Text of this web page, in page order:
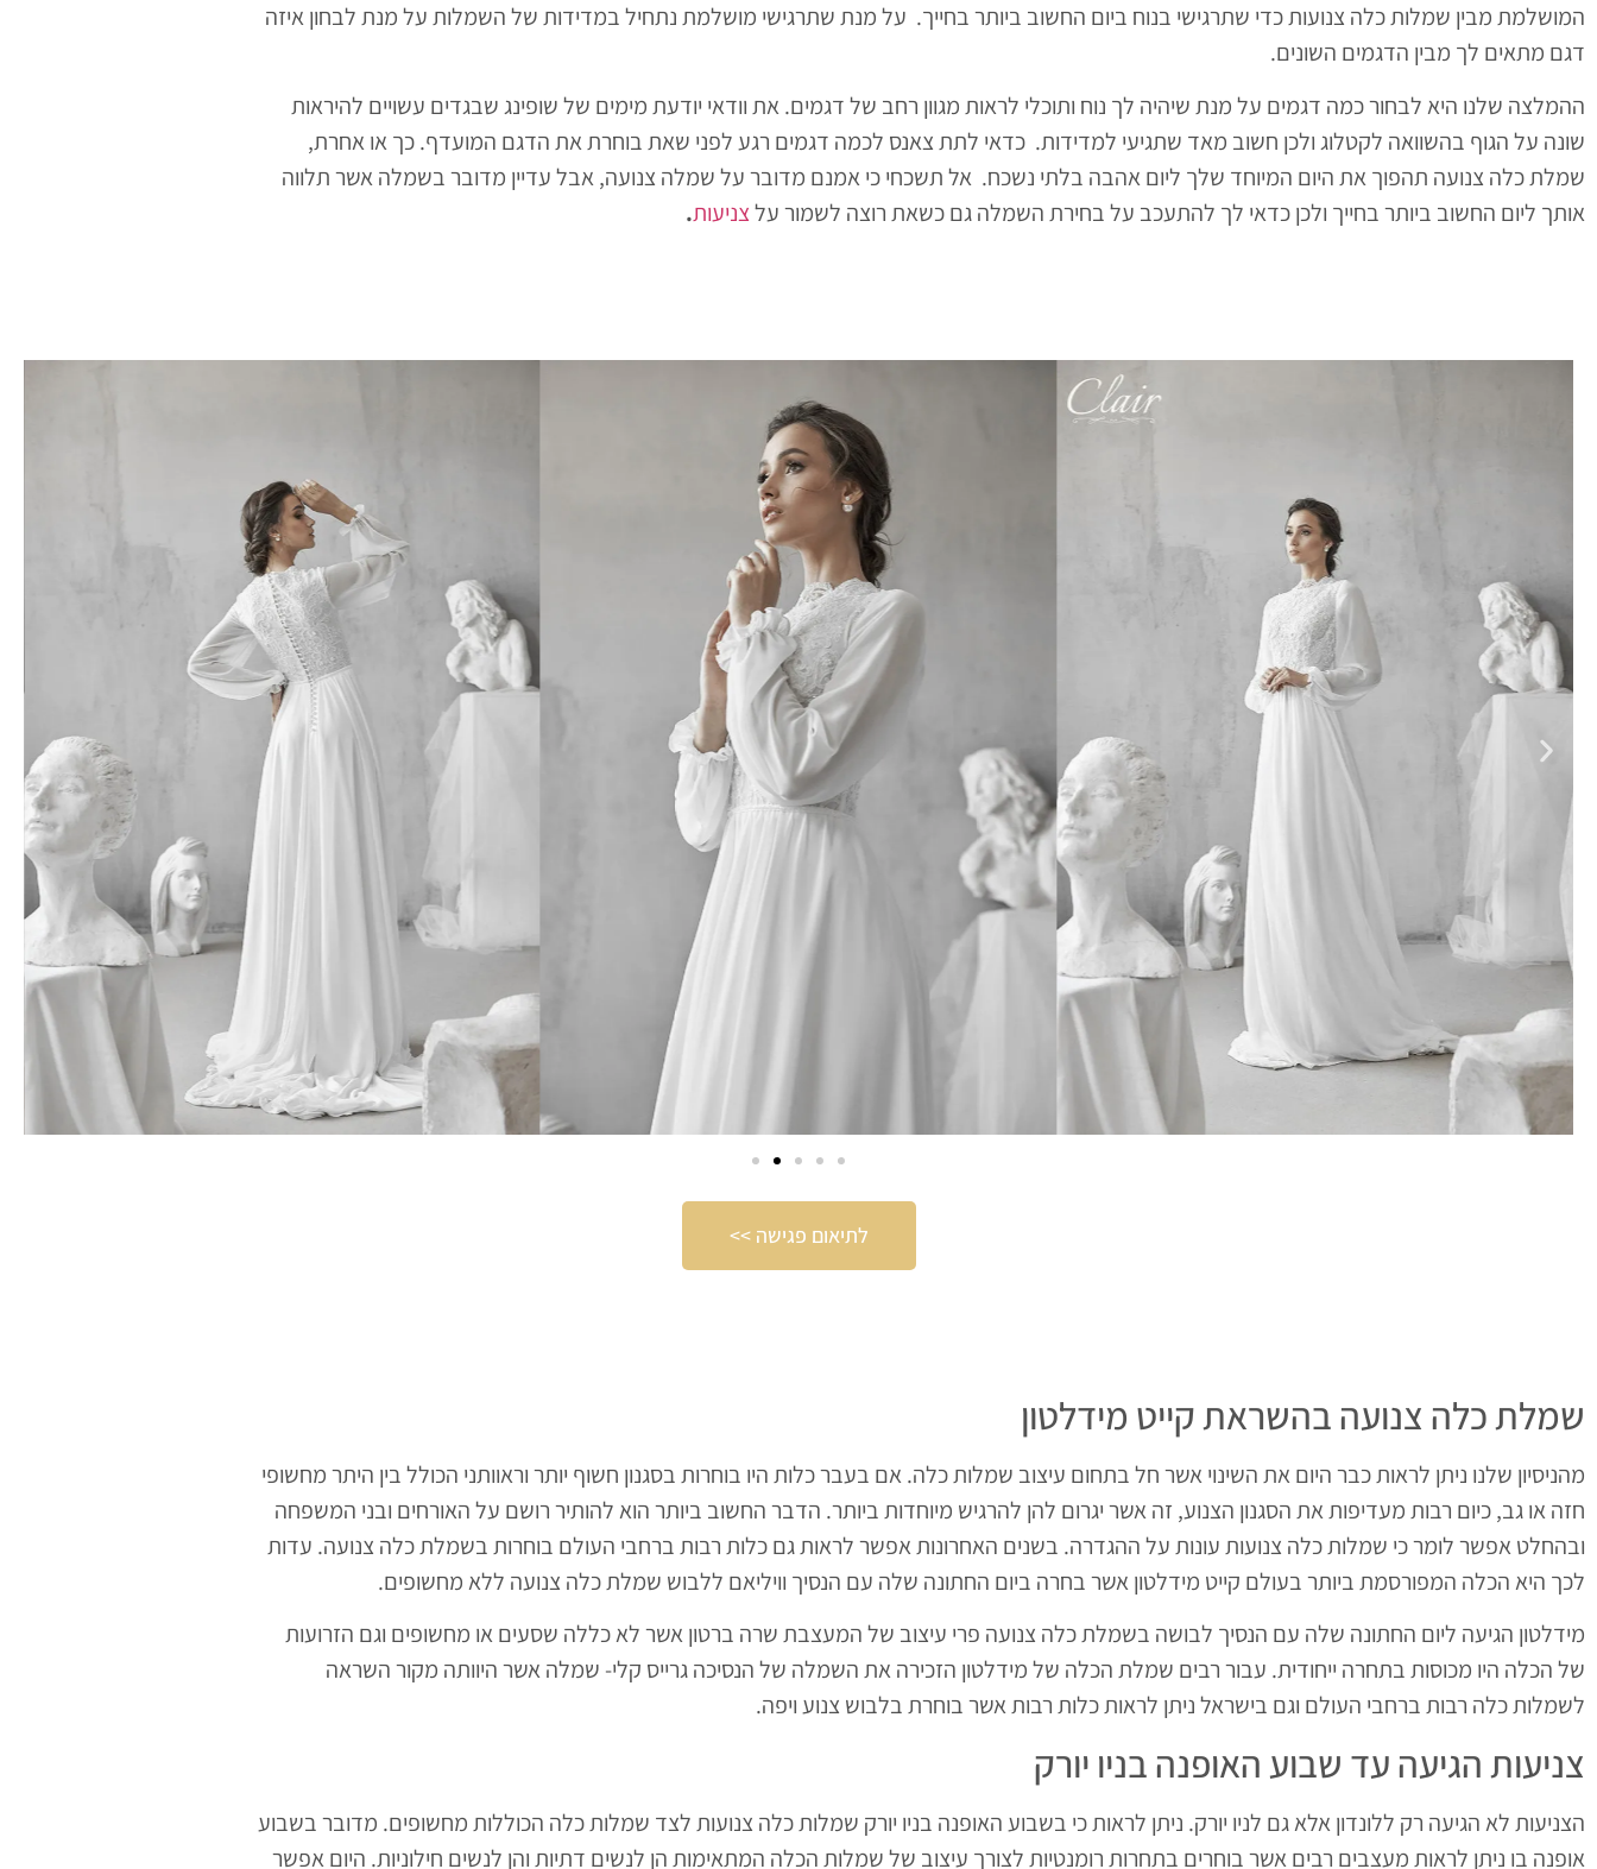
המושלמת מבין שמלות כלה צנועות כדי שתרגישי בנוח ביום החשוב ביותר בחייך. על מנת שתרגישי מושלמת נתחיל במדידות של השמלות על מנת לבחון איזה
דגם מתאים לך מבין הדגמים השונים.
ההמלצה שלנו היא לבחור כמה דגמים על מנת שיהיה לך נוח ותוכלי לראות מגוון רחב של דגמים. את וודאי יודעת מימים של שופינג שבגדים עשויים להיראות
שונה על הגוף בהשוואה לקטלוג ולכן חשוב מאד שתגיעי למדידות. כדאי לתת צאנס לכמה דגמים רגע לפני שאת בוחרת את הדגם המועדף. כך או אחרת,
שמלת כלה צנועה תהפוך את היום המיוחד שלך ליום אהבה בלתי נשכח. אל תשכחי כי אמנם מדובר על שמלה צנועה, אבל עדיין מדובר בשמלה אשר תלווה
אותך ליום החשוב ביותר בחייך ולכן כדאי לך להתעכב על בחירת השמלה גם כשאת רוצה לשמור עלצניעות.
לתיאום פגישה >>
שמלת כלה צנועה בהשראת קייט מידלטון
מהניסיון שלנו ניתן לראות כבר היום את השינוי אשר חל בתחום עיצוב שמלות כלה. אם בעבר כלות היו בוחרות בסגנון חשוף יותר וראוותני הכולל בין היתר מחשופי
חזה או גב, כיום רבות מעדיפות את הסגנון הצנוע, זה אשר יגרום להן להרגיש מיוחדות ביותר. הדבר החשוב ביותר הוא להותיר רושם על האורחים ובני המשפחה
ובהחלט אפשר לומר כי שמלות כלה צנועות עונות על ההגדרה. בשנים האחרונות אפשר לראות גם כלות רבות ברחבי העולם בוחרות בשמלת כלה צנועה. עדות
לכך היא הכלה המפורסמת ביותר בעולם קייט מידלטון אשר בחרה ביום החתונה שלה עם הנסיך וויליאם ללבוש שמלת כלה צנועה ללא מחשופים.
מידלטון הגיעה ליום החתונה שלה עם הנסיך לבושה בשמלת כלה צנועה פרי עיצוב של המעצבת שרה ברטון אשר לא כללה שסעים או מחשופים וגם הזרועות
של הכלה היו מכוסות בתחרה ייחודית. עבור רבים שמלת הכלה של מידלטון הזכירה את השמלה של הנסיכה גרייס קלי- שמלה אשר היוותה מקור השראה
לשמלות כלה רבות ברחבי העולם וגם בישראל ניתן לראות כלות רבות אשר בוחרת בלבוש צנוע ויפה.
צניעות הגיעה עד שבוע האופנה בניו יורק
הצניעות לא הגיעה רק ללונדון אלא גם לניו יורק. ניתן לראות כי בשבוע האופנה בניו יורק שמלות כלה צנועות לצד שמלות כלה הכוללות מחשופים. מדובר בשבוע
אופנה בו ניתן לראות מעצבים רבים אשר בוחרים בתחרות רומנטיות לצורך עיצוב של שמלות הכלה המתאימות הן לנשים דתיות והן לנשים חילוניות. היום אפשר